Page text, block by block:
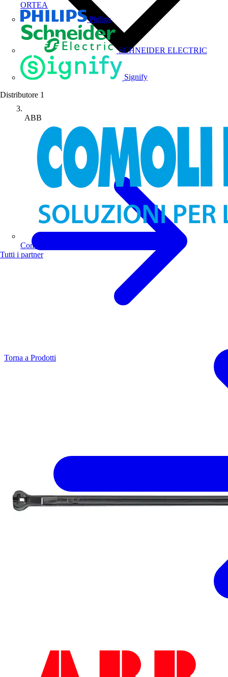
ORTEA
Philips
SCHNEIDER ELECTRIC
Signify
Distributore 1
Comoli Ferrari
Tutti i partner
ABB
Torna a Prodotti